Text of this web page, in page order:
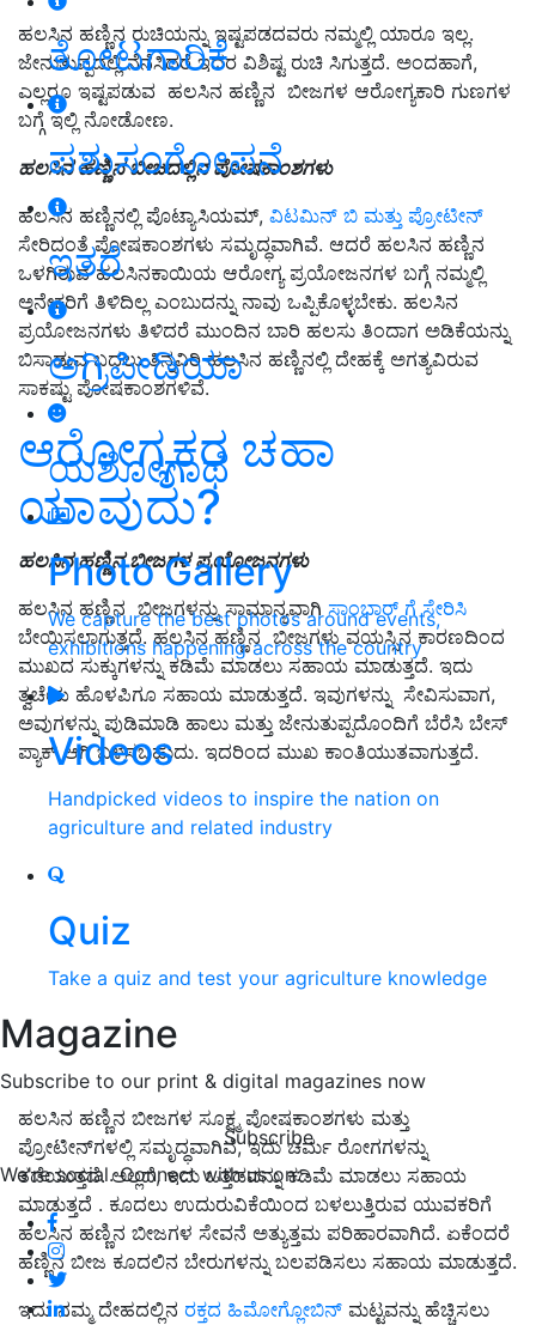
ತೋಟಗಾರಿಕೆ
ಪಶುಸಂಗೋಪನೆ
ಇತರೆ
ಅಗ್ರಿಪೀಡಿಯಾ
ಯಶೋಗಾಥೆ
Photo Gallery
We capture the best photos around events,
exhibitions happening across the country
Videos
Handpicked videos to inspire the nation on
agriculture and related industry
Quiz
Take a quiz and test your agriculture knowledge
Magazine
Subscribe to our print & digital magazines now
Subscribe
We're social. Connect with us on:
ಹಲಸಿನ ಹಣ್ಣಿನ ರುಚಿಯನ್ನು ಇಷ್ಟಪಡದವರು ನಮ್ಮಲ್ಲಿ ಯಾರೂ ಇಲ್ಲ.
ಜೇನುತುಪ್ಪದಲ್ಲಿ ನೆನೆಸಿದರೆ ಇದರ ವಿಶಿಷ್ಟ ರುಚಿ ಸಿಗುತ್ತದೆ. ಅಂದಹಾಗೆ,
ಎಲ್ಲರೂ ಇಷ್ಟಪಡುವ ಹಲಸಿನ ಹಣ್ಣಿನ ಬೀಜಗಳ ಆರೋಗ್ಯಕಾರಿ ಗುಣಗಳ
ಬಗ್ಗೆ ಇಲ್ಲಿ ನೋಡೋಣ.
ಹಲಸಿನ ಹಣ್ಣಿನ ಬೀಜದಲ್ಲಿನ ಪೋಷಕಾಂಶಗಳು
ಹಲಸಿನ ಹಣ್ಣಿನಲ್ಲಿ ಪೊಟ್ಯಾಸಿಯಮ್, ವಿಟಮಿನ್ ಬಿ ಮತ್ತು ಪ್ರೋಟೀನ್
ಸೇರಿದಂತೆ ಪೋಷಕಾಂಶಗಳು ಸಮೃದ್ಧವಾಗಿವೆ. ಆದರೆ ಹಲಸಿನ ಹಣ್ಣಿನ
ಒಳಗಿರುವ ಹಲಸಿನಕಾಯಿಯ ಆರೋಗ್ಯ ಪ್ರಯೋಜನಗಳ ಬಗ್ಗೆ ನಮ್ಮಲ್ಲಿ
ಅನೇಕರಿಗೆ ತಿಳಿದಿಲ್ಲ ಎಂಬುದನ್ನು ನಾವು ಒಪ್ಪಿಕೊಳ್ಳಬೇಕು. ಹಲಸಿನ
ಪ್ರಯೋಜನಗಳು ತಿಳಿದರೆ ಮುಂದಿನ ಬಾರಿ ಹಲಸು ತಿಂದಾಗ ಅಡಿಕೆಯನ್ನು
ಬಿಸಾಡುವ ಬದಲು ತಿನ್ನವಿರಿ ಹಲಸಿನ ಹಣ್ಣಿನಲ್ಲಿ ದೇಹಕ್ಕೆ ಅಗತ್ಯವಿರುವ
ಸಾಕಷ್ಟು ಪೋಷಕಾಂಶಗಳಿವೆ.
ಆರೋಗ್ಯಕರ ಚಹಾ
ಯಾವುದು?
ಹಲಸಿನ ಹಣ್ಣಿನ ಬೀಜಗಳ ಪ್ರಯೋಜನಗಳು
ಹಲಸಿನ ಹಣ್ಣಿನ ಬೀಜಗಳನ್ನು ಸಾಮಾನ್ಯವಾಗಿ ಸಾಂಬಾರ್ ಗೆ ಸೇರಿಸಿ
ಬೇಯಿಸಲಾಗುತ್ತದೆ. ಹಲಸಿನ ಹಣ್ಣಿನ ಬೀಜಗಳು ವಯಸ್ಸಿನ ಕಾರಣದಿಂದ
ಮುಖದ ಸುಕ್ಕುಗಳನ್ನು ಕಡಿಮೆ ಮಾಡಲು ಸಹಾಯ ಮಾಡುತ್ತದೆ. ಇದು
ತ್ವಚೆಯ ಹೊಳಪಿಗೂ ಸಹಾಯ ಮಾಡುತ್ತದೆ. ಇವುಗಳನ್ನು ಸೇವಿಸುವಾಗ,
ಅವುಗಳನ್ನು ಪುಡಿಮಾಡಿ ಹಾಲು ಮತ್ತು ಜೇನುತುಪ್ಪದೊಂದಿಗೆ ಬೆರೆಸಿ ಬೇಸ್
ಪ್ಯಾಕ್ ಆಗಿ ಬಳಸಬಹುದು. ಇದರಿಂದ ಮುಖ ಕಾಂತಿಯುತವಾಗುತ್ತದೆ.
ಹಲಸಿನ ಹಣ್ಣಿನ ಬೀಜಗಳ ಸೂಕ್ಷ್ಮ ಪೋಷಕಾಂಶಗಳು ಮತ್ತು
ಪ್ರೋಟೀನ್‌ಗಳಲ್ಲಿ ಸಮೃದ್ಧವಾಗಿವೆ, ಇದು ಚರ್ಮ ರೋಗಗಳನ್ನು
ತಡೆಯುತ್ತದೆ. ಅಲ್ಲದೆ, ಇದು ಒತ್ತಡವನ್ನು ಕಡಿಮೆ ಮಾಡಲು ಸಹಾಯ
ಮಾಡುತ್ತದೆ . ಕೂದಲು ಉದುರುವಿಕೆಯಿಂದ ಬಳಲುತ್ತಿರುವ ಯುವಕರಿಗೆ
ಹಲಸಿನ ಹಣ್ಣಿನ ಬೀಜಗಳ ಸೇವನೆ ಅತ್ಯುತ್ತಮ ಪರಿಹಾರವಾಗಿದೆ. ಏಕೆಂದರೆ
ಹಣ್ಣಿನ ಬೀಜ ಕೂದಲಿನ ಬೇರುಗಳನ್ನು ಬಲಪಡಿಸಲು ಸಹಾಯ ಮಾಡುತ್ತದೆ.
ಇದು ನಮ್ಮ ದೇಹದಲ್ಲಿನ ರಕ್ತದ ಹಿಮೋಗ್ಲೋಬಿನ್ ಮಟ್ಟವನ್ನು ಹೆಚ್ಚಿಸಲು